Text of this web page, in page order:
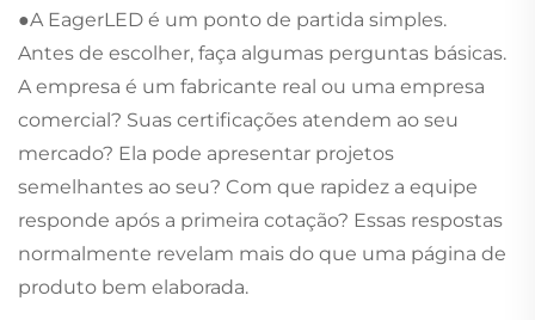
●A EagerLED é um ponto de partida simples.
Antes de escolher, faça algumas perguntas básicas.
A empresa é um fabricante real ou uma empresa
comercial? Suas certificações atendem ao seu
mercado? Ela pode apresentar projetos
semelhantes ao seu? Com que rapidez a equipe
responde após a primeira cotação? Essas respostas
normalmente revelam mais do que uma página de
produto bem elaborada.